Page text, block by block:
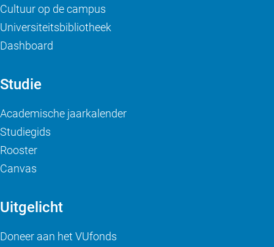
Cultuur op de campus
Universiteitsbibliotheek
Dashboard
Studie
Academische jaarkalender
Studiegids
Rooster
Canvas
Uitgelicht
Doneer aan het VUfonds